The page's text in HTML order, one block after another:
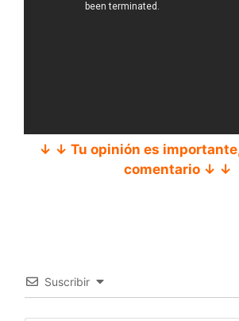
↓ ↓ Tu opinión es
comentario ↓ ↓
Suscribir